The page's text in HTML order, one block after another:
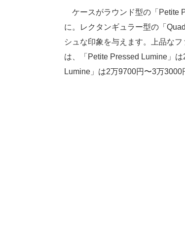
ケースがラウンド型の「Petite
に。レクタンギュラー型の「
シュな印象を与えます。上品な
は、「Petite Pressed Lumine」
Lumine」は2万9700円〜3万3000